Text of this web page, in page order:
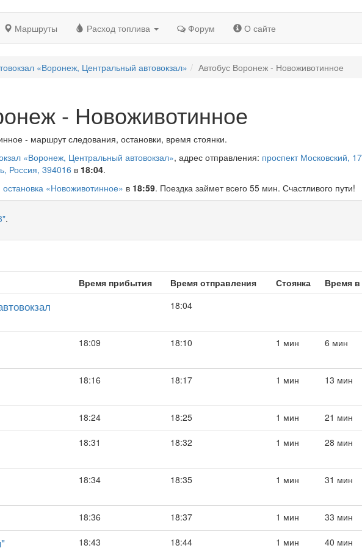
Маршруты Расход топлива Форум О сайте
«Воронеж, Центральный автовокзал» Автобус Воронеж - Новоживотинное
- Новоживотинное
- маршрут следования, остановки, время стоянки.
«Воронеж, Центральный автовокзал», адрес отправления: проспект Московский,
Россия, 394016 в 18:04.
остановка «Новоживотинное» в 18:59. Поездка займет всего 55 мин. Счастливого пути!
.
Время прибытия Время отправления Стоянка Время в
18:04
18:09 18:10 1 мин 6 мин
18:16 18:17 1 мин 13 мин
18:24 18:25 1 мин 21 мин
18:31 18:32 1 мин 28 мин
18:34 18:35 1 мин 31 мин
18:36 18:37 1 мин 33 мин
18:43 18:44 1 мин 40 мин